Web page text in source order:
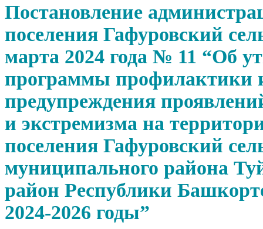
Постановление
поселения Гафуровский
марта 2024 года № 11 “Об
программы профилактики
предупреждения
и экстремизма на
поселения Гафуровский
муниципального района
район Республики
2024-2026 годы”